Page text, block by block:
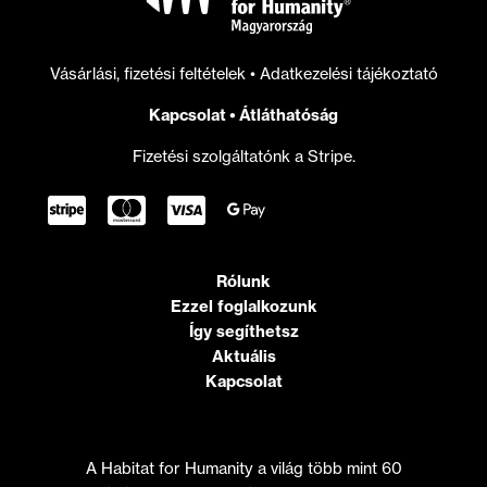
Vásárlási, fizetési feltételek • Adatkezelési tájékoztató
Kapcsolat• Átláthatóság
Fizetési szolgáltatónk a Stripe.
Rólunk
Ezzel foglalkozunk
Így segíthetsz
Aktuális
Kapcsolat
A Habitat for Humanity a világ több mint 60